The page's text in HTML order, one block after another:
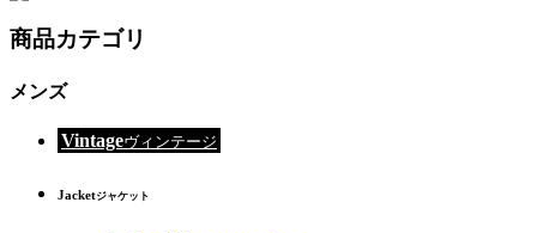
商品カテゴリ
メンズ
Vintageヴィンテージ
Jacketジャケット